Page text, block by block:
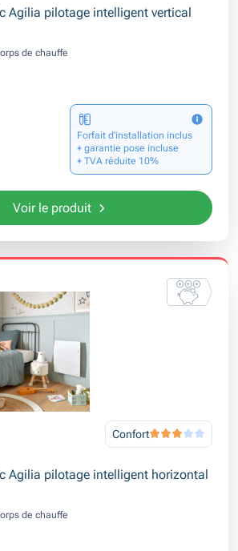
Agilia pilotage intelligent vertical
de chauffe
Forfait d’installation inclus
+ garantie pose incluse
+ TVA réduite 10%
Voir le produit
Confort
Agilia pilotage intelligent horizontal
de chauffe